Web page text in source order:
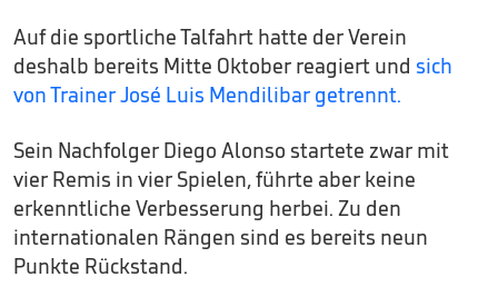
Auf die sportliche Talfahrt hatte der Verein
deshalb bereits Mitte Oktober reagiert und sich
von Trainer José Luis Mendilibar getrennt.
Sein Nachfolger Diego Alonso startete zwar mit
vier Remis in vier Spielen, führte aber keine
erkenntliche Verbesserung herbei. Zu den
internationalen Rängen sind es bereits neun
Punkte Rückstand.